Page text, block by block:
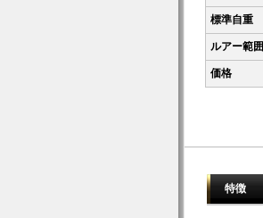
標準自重
ルアー範囲
価格
特徴